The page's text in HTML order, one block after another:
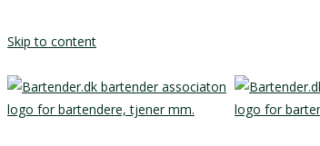
Skip to content